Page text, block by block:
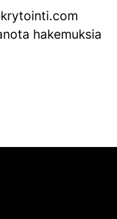
hakemuksia